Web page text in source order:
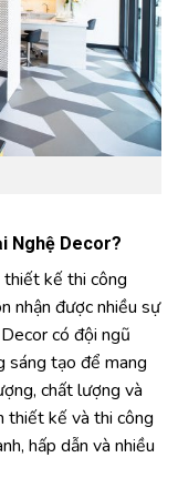
Nghệ Decor?
kế thi công
nhận được nhiều sự
có đội ngũ
sáng tạo để mang
chất lượng và
thiết kế và thi công
hấp dẫn và nhiều